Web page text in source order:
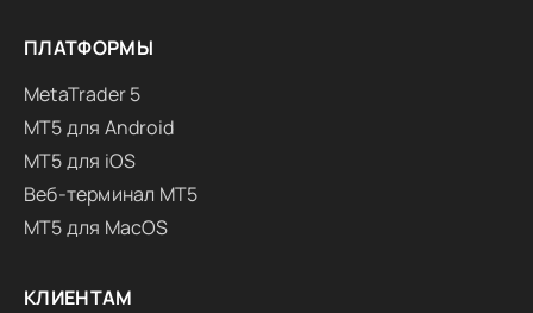
ПЛАТФОРМЫ
MetaTrader 5
MT5 для Android
MT5 для iOS
Веб-терминал MT5
MT5 для MacOS
КЛИЕНТАМ